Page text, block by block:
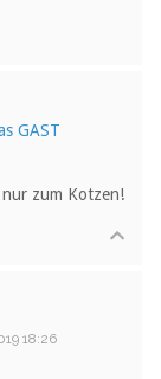
GAST
zum Kotzen!
18:26